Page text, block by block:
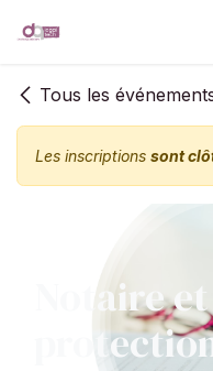
Tous les
Les inscriptions sont
Notaire